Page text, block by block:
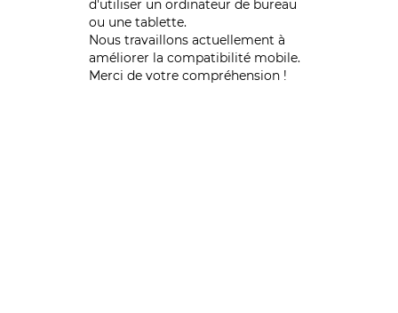
d'utiliser un ordinateur de bureau
ou une tablette.
Nous travaillons actuellement à
améliorer la compatibilité mobile.
Merci de votre compréhension !